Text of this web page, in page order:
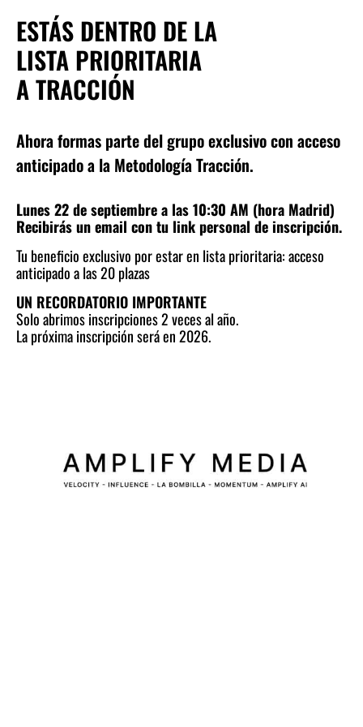
ESTÁS DENTRO DE LA
LISTA PRIORITARIA
A TRACCIÓN
Ahora formas parte del grupo exclusivo con acceso
anticipado a la Metodología Tracción.
Lunes 22 de septiembre a las 10:30 AM (hora Madrid)
Recibirás un email con tu link personal de inscripción.
Tu beneficio exclusivo por estar en lista prioritaria: acceso
anticipado a las 20 plazas
UN RECORDATORIO IMPORTANTE
Solo abrimos inscripciones 2 veces al año.
La próxima inscripción será en 2026.